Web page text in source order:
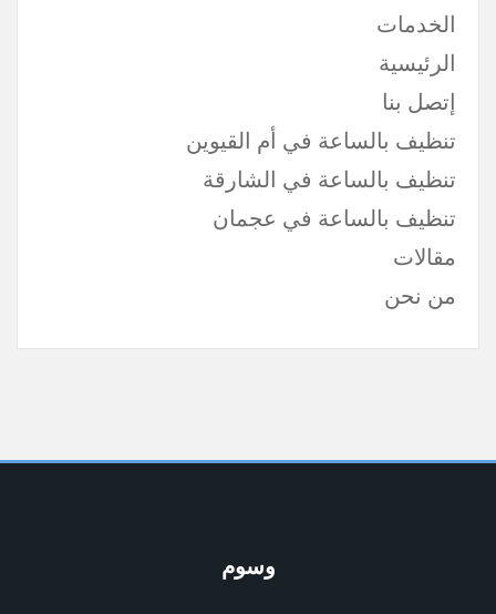
الخدمات
الرئيسية
إتصل بنا
تنظيف بالساعة في أم القيوين
تنظيف بالساعة في الشارقة
تنظيف بالساعة في عجمان
مقالات
من نحن
وسوم